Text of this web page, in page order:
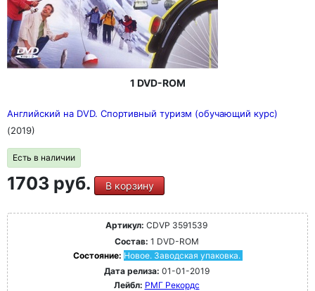
1 DVD-ROM
Английский на DVD. Спортивный туризм (обучающий курс)
(2019)
Есть в наличии
1703 руб. В корзину
Артикул: CDVP 3591539
Состав: 1 DVD-ROM
Состояние: Новое. Заводская упаковка.
Дата релиза: 01-01-2019
Лейбл: РМГ Рекордс